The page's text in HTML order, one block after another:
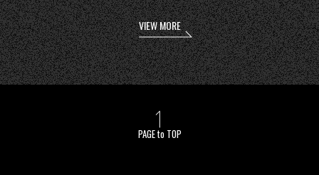
VIEW MORE
PAGE to TOP